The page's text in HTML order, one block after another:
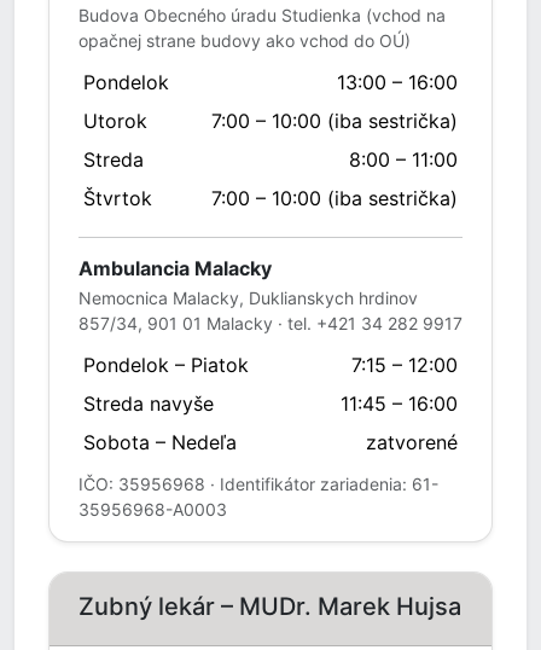
Budova Obecného úradu Studienka (vchod na
opačnej strane budovy ako vchod do OÚ)
Pondelok
13:00 – 16:00
Utorok
7:00 – 10:00 (iba sestrička)
Streda
8:00 – 11:00
Štvrtok
7:00 – 10:00 (iba sestrička)
Ambulancia Malacky
Nemocnica Malacky, Duklianskych hrdinov
857/34, 901 01 Malacky · tel. +421 34 282 9917
Pondelok – Piatok
7:15 – 12:00
Streda navyše
11:45 – 16:00
Sobota – Nedeľa
zatvorené
IČO: 35956968 · Identifikátor zariadenia: 61-
35956968-A0003
Zubný lekár – MUDr. Marek Hujsa